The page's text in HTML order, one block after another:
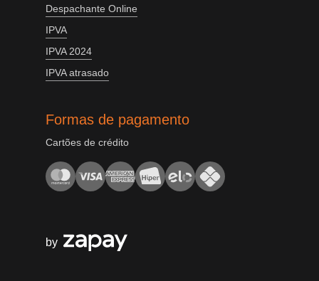
Despachante Online
IPVA
IPVA 2024
IPVA atrasado
Formas de pagamento
Cartões de crédito
by